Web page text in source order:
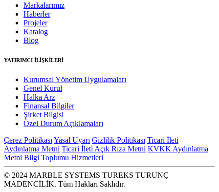
Markalarımız
Haberler
Projeler
Katalog
Blog
YATIRIMCI İLİŞKİLERİ
Kurumsal Yönetim Uygulamaları
Genel Kurul
Halka Arz
Finansal Bilgiler
Şirket Bilgisi
Özel Durum Açıklamaları
Çerez Politikası Yasal Uyarı Gizlilik Politikası Ticari İleti
Aydınlatma Metni Ticari İleti Açık Rıza Metni KVKK Aydınlatma
Metni Bilgi Toplumu Hizmetleri
© 2024 MARBLE SYSTEMS TUREKS TURUNÇ
MADENCİLİK. Tüm Hakları Saklıdır.